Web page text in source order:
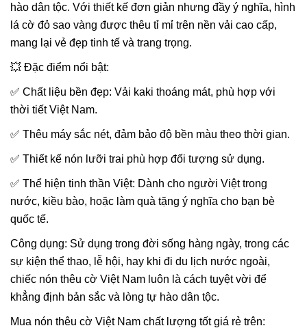
hào dân tộc. Với thiết kế đơn giản nhưng đầy ý nghĩa, hình
lá cờ đỏ sao vàng được thêu tỉ mỉ trên nền vải cao cấp,
mang lại vẻ đẹp tinh tế và trang trọng.
💥 Đặc điểm nổi bật:
✅ Chất liệu bền đẹp: Vải kaki thoáng mát, phù hợp với
thời tiết Việt Nam.
✅ Thêu máy sắc nét, đảm bảo độ bền màu theo thời gian.
✅ Thiết kế nón lưỡi trai phù hợp đối tượng sử dụng.
✅ Thể hiện tinh thần Việt: Dành cho người Việt trong
nước, kiều bào, hoặc làm quà tặng ý nghĩa cho bạn bè
quốc tế.
Công dụng: Sử dụng trong đời sống hàng ngày, trong các
sự kiện thể thao, lễ hội, hay khi đi du lịch nước ngoài,
chiếc nón thêu cờ Việt Nam luôn là cách tuyệt vời để
khẳng định bản sắc và lòng tự hào dân tộc.
Mua nón thêu cờ Việt Nam chất lượng tốt giá rẻ trên: